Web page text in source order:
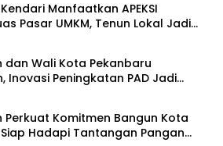
Manfaatkan APEKSI
Pasar UMKM, Tenun Lokal Jadi
dan Wali Kota Pekanbaru
Inovasi Peningkatan PAD Jadi
Perkuat Komitmen Bangun Kota
Hadapi Tantangan Pangan